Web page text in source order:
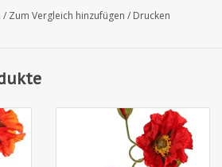
/ Zum Vergleich hinzufügen / Drucken